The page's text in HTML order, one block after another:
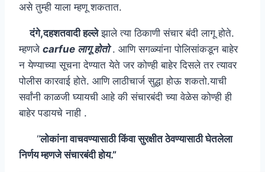
असे तुम्ही याला म्हणू शकतात.
दंगे,दहशतवादी हल्लेझाले त्या ठिकाणी संचार बंदी लागू होते.
म्हणजे carfue लागू होतो. आणि सगळ्यांना पोलिसांकडून बाहेर
न येण्याच्या सूचना देण्यात येते जर कोण्ही बाहेर दिसले तर त्यावर
पोलीस कारवाई होते. आणि लाठीचार्ज सुद्धा होऊ शकतो.याची
सर्वांनी काळजी घ्यायची आहे की संचारबंदी च्या वेळेस कोण्ही ही
बाहेर पडायचे नाही .
“लोकांना वाचवण्यासाठी किंवा सुरक्षीत ठेवण्यासाठी घेतलेला
निर्णय म्हणजे संचारबंदी होय.”